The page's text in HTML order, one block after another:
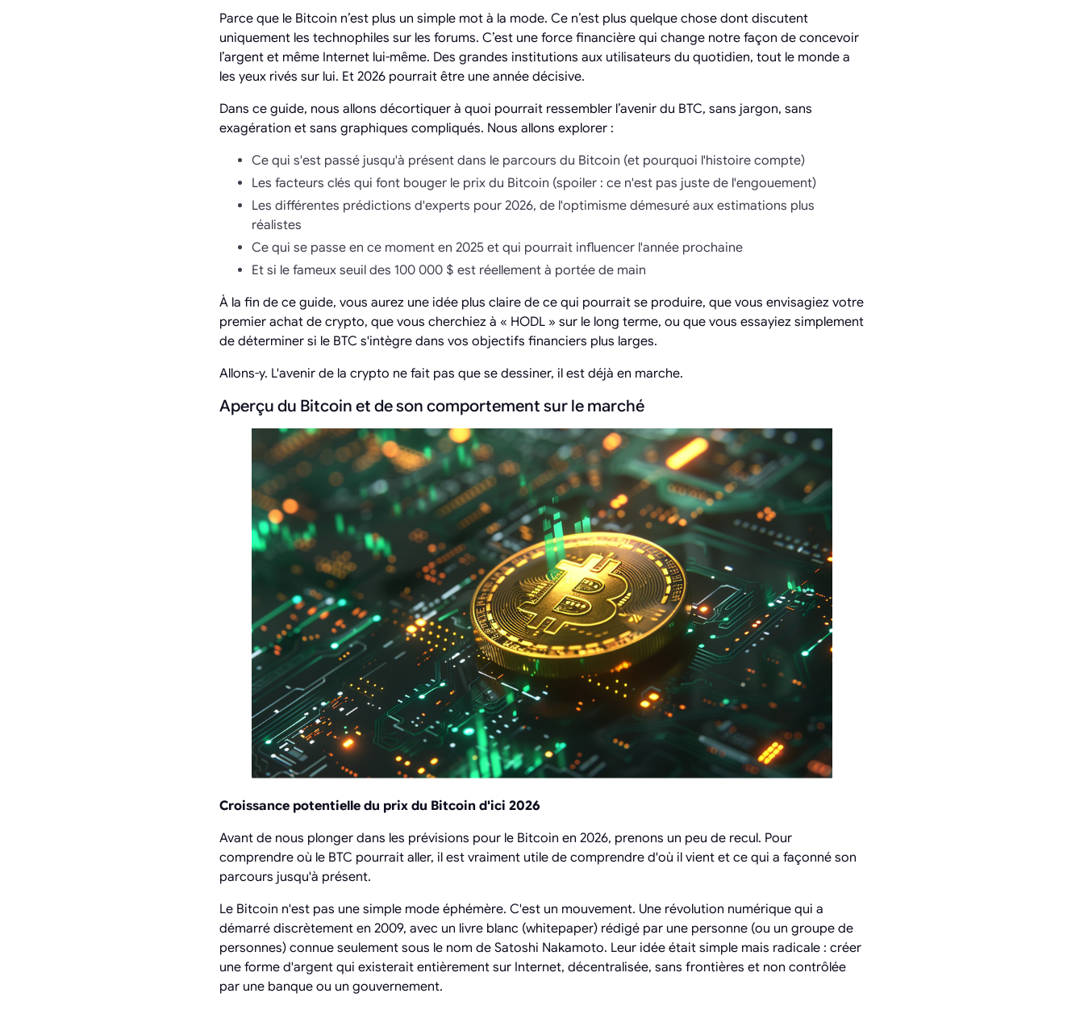
Parce que le Bitcoin n’est plus un simple mot à la mode. Ce n’est plus quelque chose dont discutent
uniquement les technophiles sur les forums. C’est une force financière qui change notre façon de concevoir
l’argent et même Internet lui-même. Des grandes institutions aux utilisateurs du quotidien, tout le monde a
les yeux rivés sur lui. Et 2026 pourrait être une année décisive.
Dans ce guide, nous allons décortiquer à quoi pourrait ressembler l’avenir du BTC, sans jargon, sans
exagération et sans graphiques compliqués. Nous allons explorer :
Ce qui s'est passé jusqu'à présent dans le parcours du Bitcoin (et pourquoi l'histoire compte)
Les facteurs clés qui font bouger le prix du Bitcoin (spoiler : ce n'est pas juste de l'engouement)
Les différentes prédictions d'experts pour 2026, de l'optimisme démesuré aux estimations plus
réalistes
Ce qui se passe en ce moment en 2025 et qui pourrait influencer l'année prochaine
Et si le fameux seuil des 100 000 $ est réellement à portée de main
À la fin de ce guide, vous aurez une idée plus claire de ce qui pourrait se produire, que vous envisagiez votre
premier achat de crypto, que vous cherchiez à « HODL » sur le long terme, ou que vous essayiez simplement
de déterminer si le BTC s'intègre dans vos objectifs financiers plus larges.
Allons-y. L'avenir de la crypto ne fait pas que se dessiner, il est déjà en marche.
Aperçu du Bitcoin et de son comportement sur le marché
Croissance potentielle du prix du Bitcoin d'ici 2026
Avant de nous plonger dans les prévisions pour le Bitcoin en 2026, prenons un peu de recul. Pour
comprendre où le BTC pourrait aller, il est vraiment utile de comprendre d'où il vient et ce qui a façonné son
parcours jusqu'à présent.
Le Bitcoin n'est pas une simple mode éphémère. C'est un mouvement. Une révolution numérique qui a
démarré discrètement en 2009, avec un livre blanc (whitepaper) rédigé par une personne (ou un groupe de
personnes) connue seulement sous le nom de Satoshi Nakamoto. Leur idée était simple mais radicale : créer
une forme d'argent qui existerait entièrement sur Internet, décentralisée, sans frontières et non contrôlée
par une banque ou un gouvernement.